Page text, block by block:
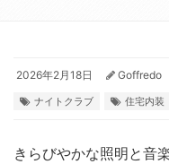
2026年2月18日 Goffredo
ナイトクラブ 住宅内装
きらびやかな照明と音